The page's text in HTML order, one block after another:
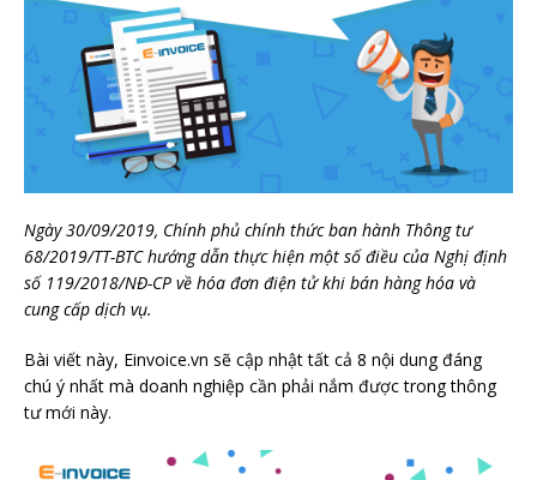
Ngày 30/09/2019, Chính phủ chính thức ban hành Thông tư
68/2019/TT-BTC hướng dẫn thực hiện một số điều của Nghị định
số 119/2018/NĐ-CP về hóa đơn điện tử khi bán hàng hóa và
cung cấp dịch vụ.
Bài viết này, Einvoice.vn sẽ cập nhật tất cả 8 nội dung đáng
chú ý nhất mà doanh nghiệp cần phải nắm được trong thông
tư mới này.